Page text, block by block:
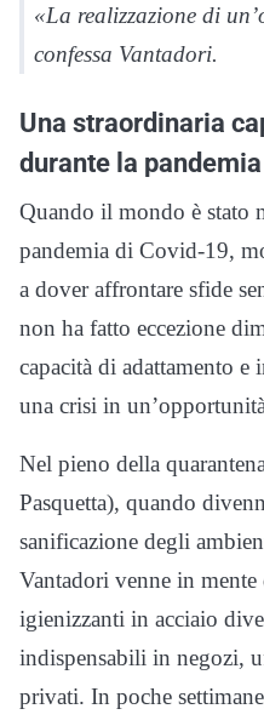
«La realizzazione di
confessa Vantadori.
Una straordinaria
durante la pandemia
Quando il mondo è stato
pandemia di Covid-19,
a dover affrontare sfide
non ha fatto eccezione
capacità di adattamento
una crisi in
Nel pieno della
Pasquetta), quando
sanificazione degli
Vantadori venne in
igienizzanti in acciaio
indispensabili in negozi,
privati. In poche